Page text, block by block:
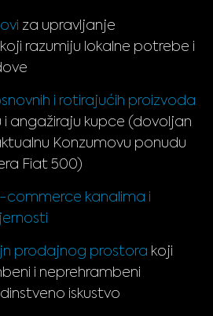
za upravljanje
razumiju lokalne potrebe i
i rotirajućih proizvoda
i angažiraju kupce (dovoljan
Konzumovu ponudu
Fiat 500)
commerce kanalima i
prodajnog prostora koji
i neprehrambeni
iskustvo